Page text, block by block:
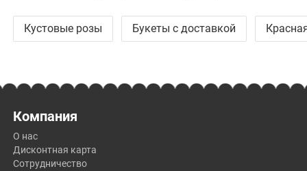
Кустовые розы Букеты с доставкой
Компания
О нас
Дисконтная карта
Сотрудничество